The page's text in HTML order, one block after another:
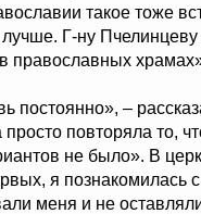
такое тоже
Г-ну
православных
постоянно», –
повторяла то,
не было». В
я познакомилась
меня и не